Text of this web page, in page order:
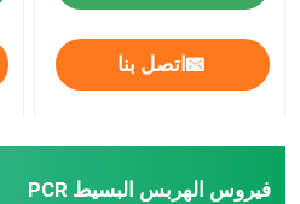
اتصل بنا
فيروس الهربس البسيط PCR